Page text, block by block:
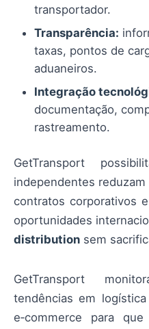
transportador.
Transparência:
taxas, pontos de
aduaneiros.
Integração
documentação,
rastreamento.
GetTransport
independentes
contratos corporativos
oportunidades
distribution sem
GetTransport
tendências em
e‑commerce para